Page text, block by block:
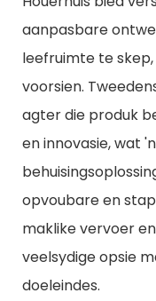
aanpasbare
leefruimte te
voorsien.
agter die produk
en innovasie, wat
opvoubare en
maklike vervoer
veelsydige opsie
doeleindes.